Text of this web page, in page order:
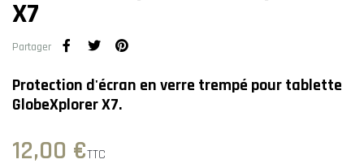
X7
Partager
Protection d'écran en verre trempé pour tablette
GlobeXplorer X7.
12,00 €TTC